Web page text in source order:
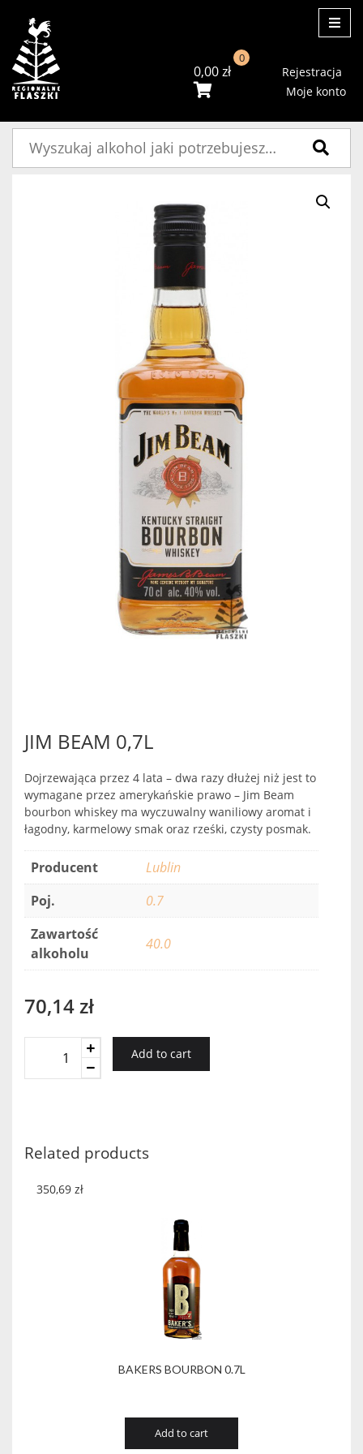
0,00zł
0
Rejestracja
Moje konto
JIM BEAM 0,7L
Dojrzewająca przez 4 lata – dwa razy dłużej niż jest to
wymagane przez amerykańskie prawo – Jim Beam
bourbon whiskey ma wyczuwalny waniliowy aromat i
łagodny, karmelowy smak oraz rześki, czysty posmak.
Producent
Lublin
Poj.
0.7
Zawartość
alkoholu
40.0
70,14zł
Add to cart
Related products
BAKERS BOURBON 0.7L
350,69 zł
Add to cart